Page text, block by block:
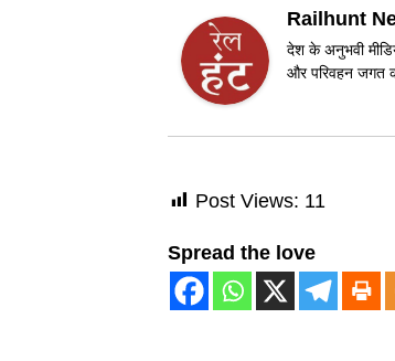
Railhunt
देश के अनुभवी
और परिवहन जगत
Post Views: 11
Spread the love